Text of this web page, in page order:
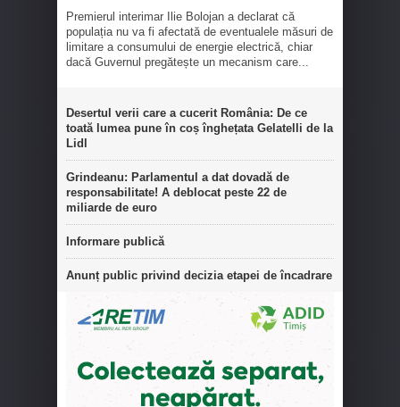
Premierul interimar Ilie Bolojan a declarat că
populația nu va fi afectată de eventualele măsuri de
limitare a consumului de energie electrică, chiar
dacă Guvernul pregătește un mecanism care...
Desertul verii care a cucerit România: De ce
toată lumea pune în coș înghețata Gelatelli de la
Lidl
Grindeanu: Parlamentul a dat dovadă de
responsabilitate! A deblocat peste 22 de
miliarde de euro
Informare publică
Anunț public privind decizia etapei de încadrare